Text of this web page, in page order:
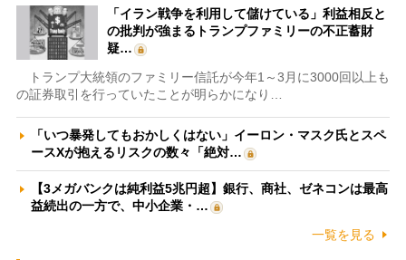
「イラン戦争を利用して儲けている」利益相反と
の批判が強まるトランプファミリーの不正蓄財
疑…
トランプ大統領のファミリー信託が今年1～3月に3000回以上も
の証券取引を行っていたことが明らかになり…
「いつ暴発してもおかしくはない」イーロン・マスク氏とスペ
ースXが抱えるリスクの数々「絶対…
【3メガバンクは純利益5兆円超】銀行、商社、ゼネコンは最高
益続出の一方で、中小企業・…
一覧を見る